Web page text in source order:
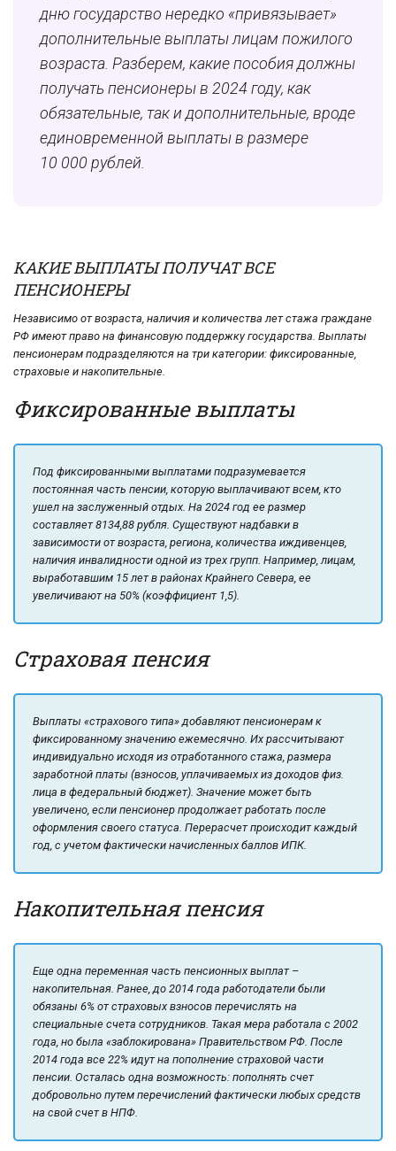
дню государство нередко «привязывает»
дополнительные выплаты лицам пожилого
возраста. Разберем, какие пособия должны
получать пенсионеры в 2024 году, как
обязательные, так и дополнительные, вроде
единовременной выплаты в размере
10 000 рублей.
КАКИЕ ВЫПЛАТЫ ПОЛУЧАТ ВСЕ
ПЕНСИОНЕРЫ
Независимо от возраста, наличия и количества лет стажа граждане
РФ имеют право на финансовую поддержку государства. Выплаты
пенсионерам подразделяются на три категории: фиксированные,
страховые и накопительные.
Фиксированные выплаты
Под фиксированными выплатами подразумевается
постоянная часть пенсии, которую выплачивают всем, кто
ушел на заслуженный отдых. На 2024 год ее размер
составляет 8134,88 рубля. Существуют надбавки в
зависимости от возраста, региона, количества иждивенцев,
наличия инвалидности одной из трех групп. Например, лицам,
выработавшим 15 лет в районах Крайнего Севера, ее
увеличивают на 50% (коэффициент 1,5).
Страховая пенсия
Выплаты «страхового типа» добавляют пенсионерам к
фиксированному значению ежемесячно. Их рассчитывают
индивидуально исходя из отработанного стажа, размера
заработной платы (взносов, уплачиваемых из доходов физ.
лица в федеральный бюджет). Значение может быть
увеличено, если пенсионер продолжает работать после
оформления своего статуса. Перерасчет происходит каждый
год, с учетом фактически начисленных баллов ИПК.
Накопительная пенсия
Еще одна переменная часть пенсионных выплат –
накопительная. Ранее, до 2014 года работодатели были
обязаны 6% от страховых взносов перечислять на
специальные счета сотрудников. Такая мера работала с 2002
года, но была «заблокирована» Правительством РФ. После
2014 года все 22% идут на пополнение страховой части
пенсии. Осталась одна возможность: пополнять счет
добровольно путем перечислений фактически любых средств
на свой счет в НПФ.